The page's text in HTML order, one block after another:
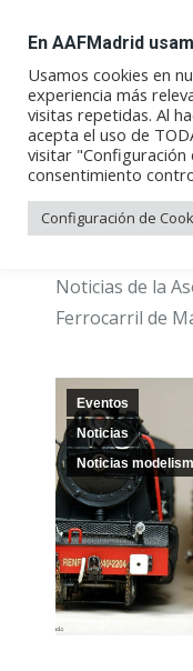
Noticias de la
Ferrocarril de
Eventos
Noticias
Noticias
En AAFMadrid
Usamos cookies en
experiencia más
visitas repetidas. Al
acepta el uso de
visitar
consentimiento
Configuración de